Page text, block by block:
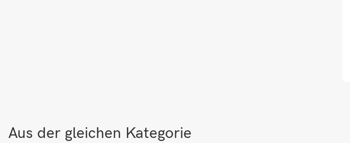
Aus der gleichen Kategorie